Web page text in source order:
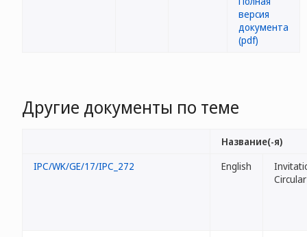
Другие документы по теме
Название(-я)
IPC/WK/GE/17/IPC_272
English
Circular